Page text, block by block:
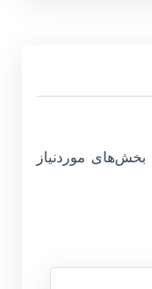
بخش‌های موردنیاز